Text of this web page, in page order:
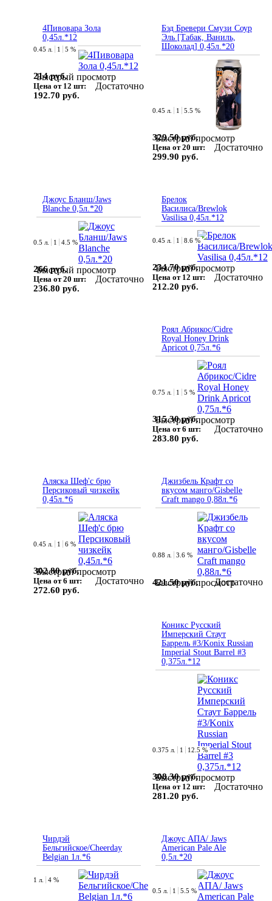
4Пивовара Зола
0,45л.*12
Быстрый просмотр
0.45 л. 1 5 %
214 руб.
Цена от 12 шт:
192.70 руб.
Достаточно
Бэд Бревери Смузи Соур
Эль [Табак, Ваниль,
Шоколад] 0,45л.*20
Быстрый просмотр
0.45 л. 1 5.5 %
329.50 руб.
Цена от 20 шт:
299.90 руб.
Достаточно
Джоус Бланш/Jaws
Blanche 0,5л.*20
Быстрый просмотр
0.5 л. 1 4.5 %
266 руб.
Цена от 20 шт:
236.80 руб.
Достаточно
Брелок
Василиса/Brewlok
Vasilisa 0,45л.*12
Быстрый просмотр
0.45 л. 1 8.6 %
234.70 руб.
Цена от 12 шт:
212.20 руб.
Достаточно
Роял Абрикос/Cidre
Royal Honey Drink
Apricot 0,75л.*6
Быстрый просмотр
0.75 л. 1 5 %
315.30 руб.
Цена от 6 шт:
283.80 руб.
Достаточно
Аляска Шеф'с брю
Персиковый чизкейк
0,45л.*6
Быстрый просмотр
0.45 л. 1 6 %
302.80 руб.
Цена от 6 шт:
272.60 руб.
Достаточно
Джизбель Крафт со
вкусом манго/Gisbelle
Craft mango 0,88л.*6
Быстрый просмотр
0.88 л. 3.6 %
421.50 руб. Достаточно
Коникс Русский
Имперский Стаут
Баррель #3/Konix Russian
Imperial Stout Barrel #3
0,375л.*12
Быстрый просмотр
0.375 л. 1 12.5 %
308.30 руб.
Цена от 12 шт:
281.20 руб.
Достаточно
Чирдэй
Бельгийское/Cheerday
Belgian 1л.*6
1 л. 4 %
Джоус АПА/ Jaws
American Pale Ale
0,5л.*20
0.5 л. 1 5.5 %